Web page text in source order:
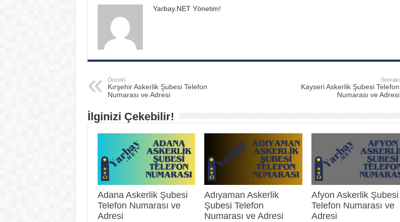
Yarbay.NET Yönetim!
Önceki
Kırşehir Askerlik Şubesi Telefon
Numarası ve Adresi
Sonraki
Kayseri Askerlik Şubesi Telefon
Numarası ve Adresi
İlginizi Çekebilir!
Adana Askerlik Şubesi
Telefon Numarası ve
Adresi
Adıyaman Askerlik
Şubesi Telefon
Numarası ve Adresi
Afyon Askerlik Şubesi
Telefon Numarası ve
Adresi